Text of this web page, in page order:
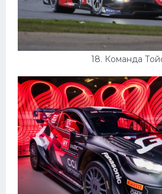
18. Команда